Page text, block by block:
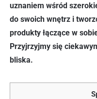
uznaniem wśród
do swoich wnętrz i
produkty łączące w
Przyjrzyjmy się
bliska.